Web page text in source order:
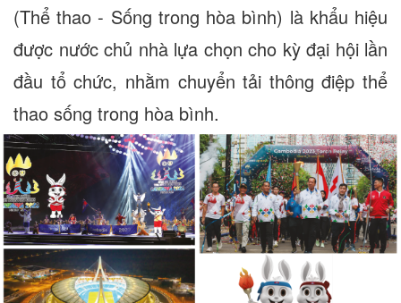
(Thể thao - Sống trong hòa bình) là khẩu hiệu
được nước chủ nhà lựa chọn cho kỳ đại hội lần
đầu tổ chức, nhằm chuyển tải thông điệp thể
thao sống trong hòa bình.